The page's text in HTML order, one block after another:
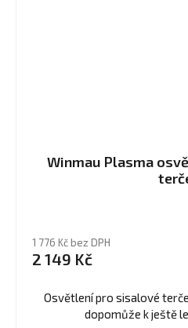
Winmau Plasma
produktu
je
1 776 Kč bez DPH
2 149 Kč
Osvětlení pro sisalové
dopomůže k ještě